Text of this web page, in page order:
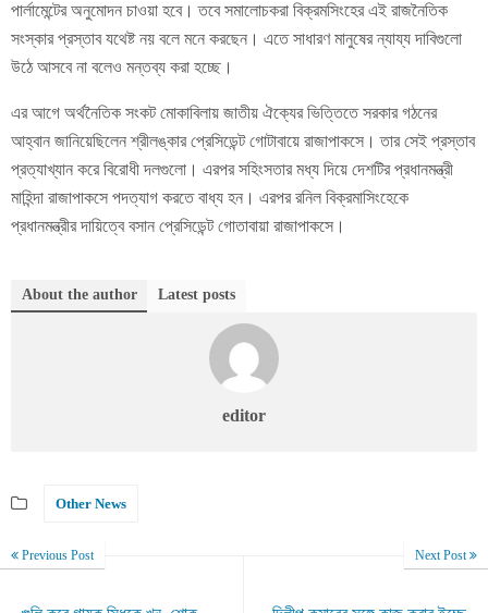
পার্লামেন্টের অনুমোদন চাওয়া হবে। তবে সমালোচকরা বিক্রমসিংহের এই রাজনৈতিক
সংস্কার প্রস্তাব যথেষ্ট নয় বলে মনে করছেন। এতে সাধারণ মানুষের ন্যায্য দাবিগুলো
উঠে আসবে না বলেও মন্তব্য করা হচ্ছে।
এর আগে অর্থনৈতিক সংকট মোকাবিলায় জাতীয় ঐক্যের ভিত্তিতে সরকার গঠনের
আহ্বান জানিয়েছিলেন শ্রীলঙ্কার প্রেসিডেন্ট গোটাবায়ে রাজাপাকসে। তার সেই প্রস্তাব
প্রত্যাখ্যান করে বিরোধী দলগুলো। এরপর সহিংসতার মধ্য দিয়ে দেশটির প্রধানমন্ত্রী
মাহিন্দা রাজাপাকসে পদত্যাগ করতে বাধ্য হন। এরপর রনিল বিক্রমাসিংহেকে
প্রধানমন্ত্রীর দায়িত্বে বসান প্রেসিডেন্ট গোতাবায়া রাজাপাকসে।
About the author Latest posts
editor
Other News
Previous Post Next Post